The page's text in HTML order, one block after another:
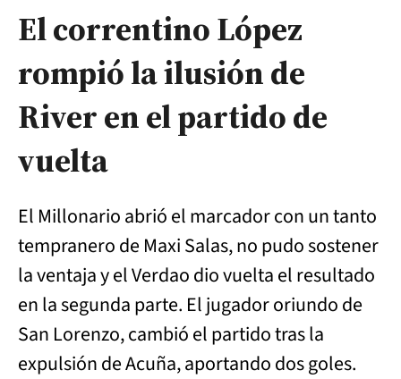
El correntino López
rompió la ilusión de
River en el partido de
vuelta
El Millonario abrió el marcador con un tanto
tempranero de Maxi Salas, no pudo sostener
la ventaja y el Verdao dio vuelta el resultado
en la segunda parte. El jugador oriundo de
San Lorenzo, cambió el partido tras la
expulsión de Acuña, aportando dos goles.